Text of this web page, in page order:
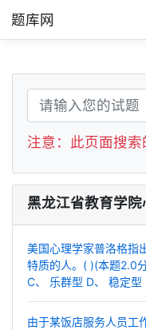
题库网
注意：此页面搜
黑龙江省教育学
美国心理学家普洛格指
特质的人。( )(本题2.0
C、 乐群型 D、 稳定型
由于某饭店服务人员工